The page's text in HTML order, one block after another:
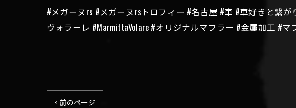
#メガーヌrs #メガーヌrsトロフィー #名古屋 #車 #車好きと繋
ヴォラーレ #MarmittaVolare #オリジナルマフラー #金属加工 #マ
< 前のページ